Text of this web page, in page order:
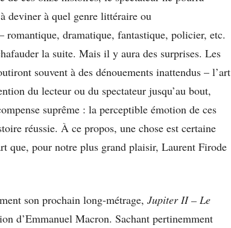
deviner à quel genre littéraire ou
romantique, dramatique, fantastique, policier, etc.
la suite. Mais il y aura des surprises. Les
souvent à des dénouements inattendus – l’art
du lecteur ou du spectateur jusqu’au bout,
suprême : la perceptible émotion de ces
réussie. À ce propos, une chose est certaine
que, pour notre plus grand plaisir, Laurent Firode
son prochain long-métrage, Jupiter II – Le
d’Emmanuel Macron. Sachant pertinemment